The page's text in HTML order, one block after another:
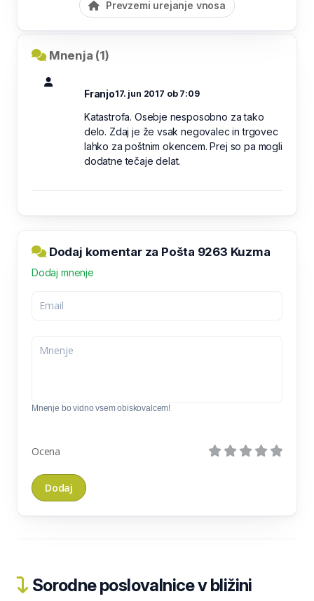
Prevzemi urejanje vnosa
Mnenja (1)
Franjo17. jun 2017 ob 7:09
Katastrofa. Osebje nesposobno za tako
delo. Zdaj je že vsak negovalec in trgovec
lahko za poštnim okencem. Prej so pa mogli
dodatne tečaje delat.
Dodaj komentar za Pošta 9263 Kuzma
Dodaj mnenje
Mnenje bo vidno vsem obiskovalcem!
Ocena
Sorodne poslovalnice v bližini